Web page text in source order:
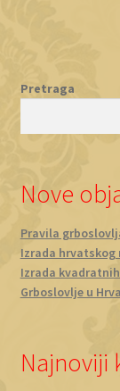
Pretraga
Nove
Pravila
Izrada hrvatskog
Izrada
Grboslovlje u
Najnoviji